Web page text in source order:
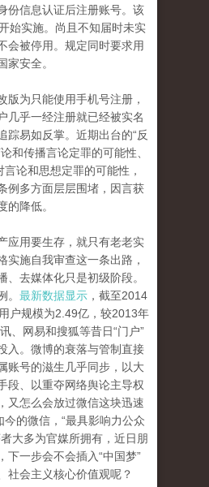
份信息认证后注册账号。该
始实施。尚且不知届时未实
会被停用。规定同时要求用
家安全。
版为只能使用手机号注册，
几乎一经注册就已经被实名
踪易如反掌。近期出台的“反
和传播言论定罪的可能性、
言论和思想定罪的可能性，
例多方面层层围堵，因言获
的降低。
应用要生存，就只有老老实
实施自我审查这一条出路，
、去媒体化只是初级阶段。
。 最新数据显示 ，截至2014
户规模为2.49亿，较2013年
、网易和搜狐等昔日“门户”
入。微博的衰落与管制直接
账号的滋生几乎同步，以大
段、以重夺网络舆论主导权
又怎么会放过微信这块迅速
今的微信，“最具影响力公众
大多为官媒所拥有，近日朋
下一步会不会插入“中国梦”
社会主义核心价值观呢？